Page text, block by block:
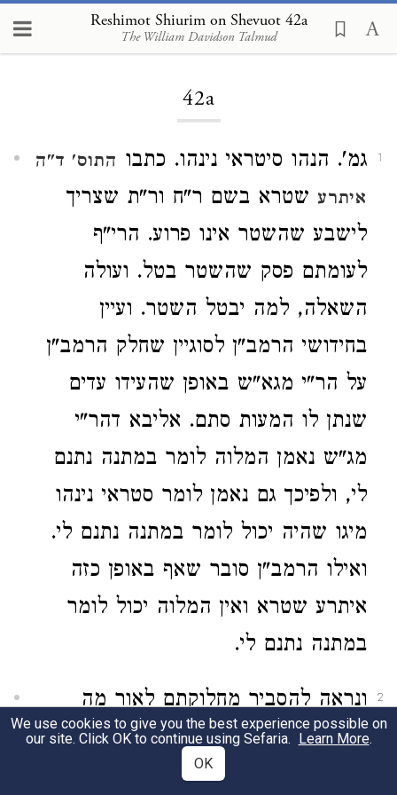
Reshimot Shiurim on Shevuot 42a
The William Davidson Talmud
Loading...
42a
1 גמ'. הנהו סיטראי נינהו. כתבו התוס' ד"ה
איתרע שטרא בשם ר"ח ור"ת שצריך
לישבע שהשטר אינו פרוע. הרי"ף
לעומתם פסק שהשטר בטל. ועולה
השאלה, למה יבטל השטר. ועיין
בחידושי הרמב"ן לסוגיין שחלק הרמב"ן
על הר"י מגא"ש באופן שהעידו עדים
שנתן לו המעות סתם. אליבא דהר"י
מג"ש נאמן המלוה לומר במתנה נתנם
לי, ולפיכך גם נאמן לומר סטראי נינהו
מיגו שהיה יכול לומר במתנה נתנם לי.
ואילו הרמב"ן סובר שאף באופן כזה
איתרע שטרא ואין המלוה יכול לומר
במתנה נתנם לי.
2
ונראה להסביר מחלוקתם לאור מה
שהעלינו בשיעורינו שעדות בשטר שלא
היה פרעון אינה עדות מוחלטת כמו עדות
We use cookies to give you the best experience possible on
our site. Click OK to continue using Sefaria. Learn More.
OK